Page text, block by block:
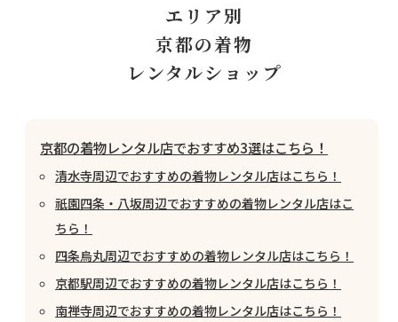
エリア別
京都の着物
レンタルショップ
京都の着物レンタル店でおすすめ3選はこちら！
清水寺周辺でおすすめの着物レンタル店はこちら！
祇園四条・八坂周辺でおすすめの着物レンタル店はこ
ちら！
四条烏丸周辺でおすすめの着物レンタル店はこちら！
京都駅周辺でおすすめの着物レンタル店はこちら！
南禅寺周辺でおすすめの着物レンタル店はこちら！